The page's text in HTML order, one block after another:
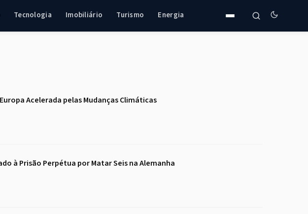
Tecnologia Imobiliário Turismo Energia
Acelerada pelas Mudanças Climáticas
à Prisão Perpétua por Matar Seis na Alemanha